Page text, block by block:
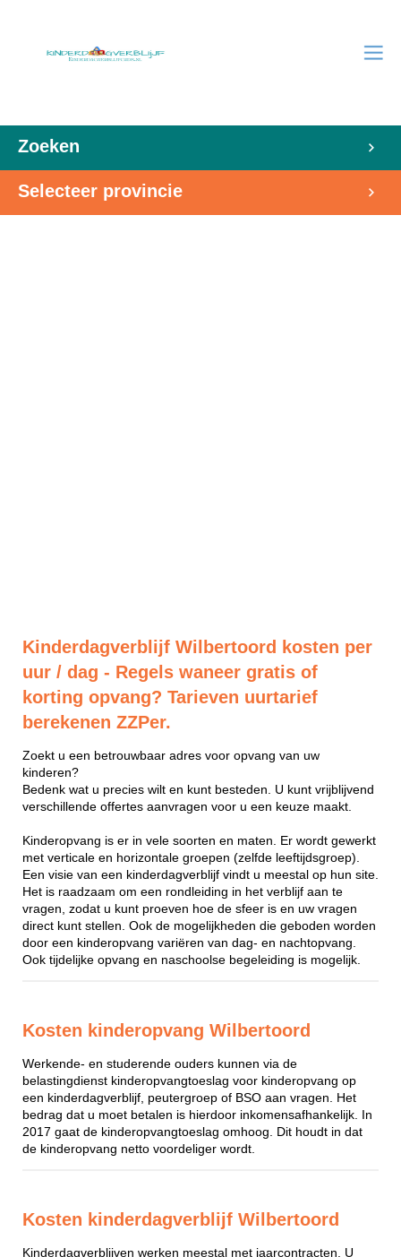
Zoeken
Selecteer provincie
Kinderdagverblijf Wilbertoord kosten per
uur / dag - Regels waneer gratis of
korting opvang? Tarieven uurtarief
berekenen ZZPer.
Zoekt u een betrouwbaar adres voor opvang van uw
kinderen?
Bedenk wat u precies wilt en kunt besteden. U kunt vrijblijvend
verschillende offertes aanvragen voor u een keuze maakt.
Kinderopvang is er in vele soorten en maten. Er wordt gewerkt
met verticale en horizontale groepen (zelfde leeftijdsgroep).
Een visie van een kinderdagverblijf vindt u meestal op hun site.
Het is raadzaam om een rondleiding in het verblijf aan te
vragen, zodat u kunt proeven hoe de sfeer is en uw vragen
direct kunt stellen. Ook de mogelijkheden die geboden worden
door een kinderopvang variëren van dag- en nachtopvang.
Ook tijdelijke opvang en naschoolse begeleiding is mogelijk.
Kosten kinderopvang Wilbertoord
Werkende- en studerende ouders kunnen via de
belastingdienst kinderopvangtoeslag voor kinderopvang op
een kinderdagverblijf, peutergroep of BSO aan vragen. Het
bedrag dat u moet betalen is hierdoor inkomensafhankelijk. In
2017 gaat de kinderopvangtoeslag omhoog. Dit houdt in dat
de kinderopvang netto voordeliger wordt.
Kosten kinderdagverblijf Wilbertoord
Kinderdagverblijven werken meestal met jaarcontracten. U